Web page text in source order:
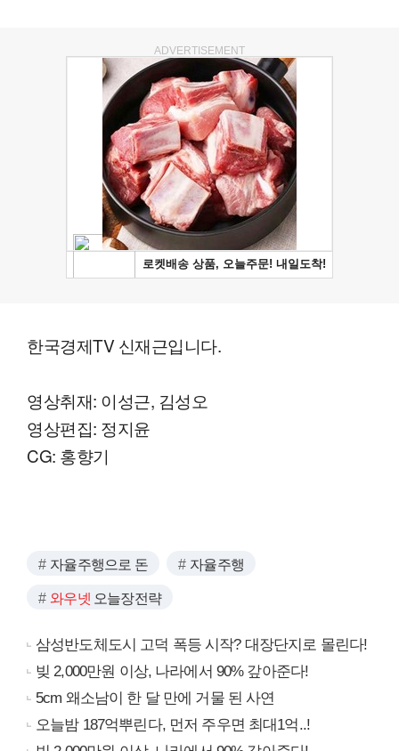
ADVERTISEMENT
한국경제TV 신재근입니다.
영상취재: 이성근, 김성오
영상편집: 정지윤
CG: 홍향기
자율주행으로 돈 자율주행
와우넷 오늘장전략
삼성반도체도시 고덕 폭등 시작? 대장단지로 몰린다!
빚 2,000만원 이상, 나라에서 90% 갚아준다!
5cm 왜소남이 한 달 만에 거물 된 사연
오늘밤 187억뿌린다, 먼저 주우면 최대1억..!